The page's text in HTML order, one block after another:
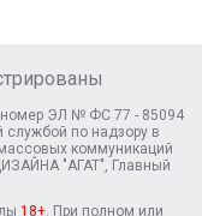
номер ЭЛ № ФС 77 - 85094
службой по надзору в
коммуникаций
"АГАТ", Главный
18+ . При полном или